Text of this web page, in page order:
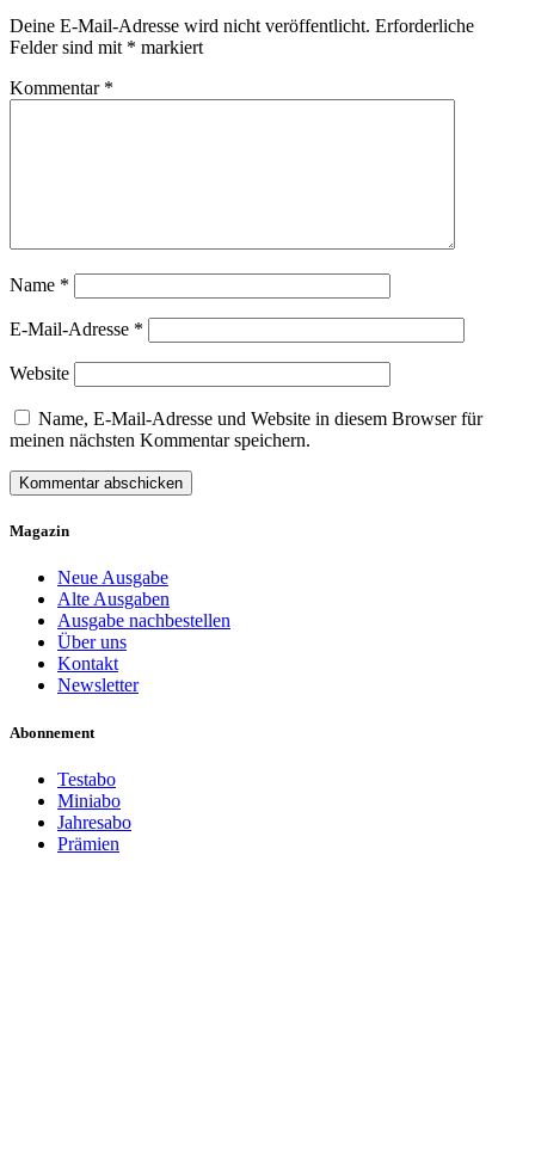
Deine E-Mail-Adresse wird nicht veröffentlicht. Erforderliche
Felder sind mit * markiert
Kommentar *
Name *
E-Mail-Adresse *
Website
Name, E-Mail-Adresse und Website in diesem Browser für
meinen nächsten Kommentar speichern.
Magazin
Neue Ausgabe
Alte Ausgaben
Ausgabe nachbestellen
Über uns
Kontakt
Newsletter
Abonnement
Testabo
Miniabo
Jahresabo
Prämien